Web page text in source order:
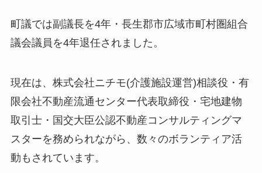
町議では副議長を4年・長生郡市広域市町村圏組合
議会議員を4年退任されました。
現在は、株式会社ニチモ(介護施設運営)相談役・有
限会社不動産流通センター代表取締役・宅地建物
取引士・国交大臣公認不動産コンサルティングマ
スターを務められながら、数々のボランティア活
動もされています。